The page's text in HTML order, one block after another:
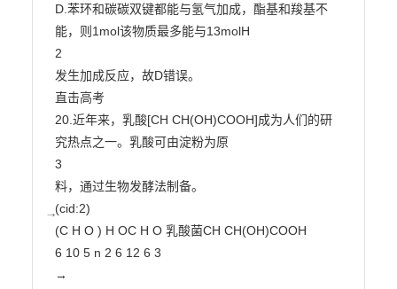
D.苯环和碳碳双键都能与氢气加成，酯基和羧基不
能，则1mol该物质最多能与13molH
2
发生加成反应，故D错误。
直击高考
20.近年来，乳酸[CH CH(OH)COOH]成为人们的研
究热点之一。乳酸可由淀粉为原
3
料，通过生物发酵法制备。
⃯(cid:2)
(C H O ) H OC H O 乳酸菌CH CH(OH)COOH
6 10 5 n 2 6 12 6 3
→